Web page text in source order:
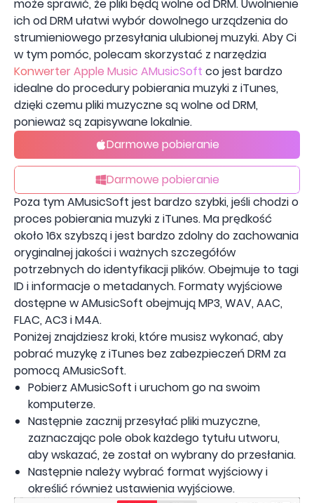
może sprawić, że pliki będą wolne od DRM. Uwolnienie
ich od DRM ułatwi wybór dowolnego urządzenia do
strumieniowego przesyłania ulubionej muzyki. Aby Ci
w tym pomóc, polecam skorzystać z narzędzia
Konwerter Apple Music AMusicSoft co jest bardzo
idealne do procedury pobierania muzyki z iTunes,
dzięki czemu pliki muzyczne są wolne od DRM,
ponieważ są zapisywane lokalnie.
Darmowe pobieranie
Darmowe pobieranie
Poza tym AMusicSoft jest bardzo szybki, jeśli chodzi o
proces pobierania muzyki z iTunes. Ma prędkość
około 16x szybszą i jest bardzo zdolny do zachowania
oryginalnej jakości i ważnych szczegółów
potrzebnych do identyfikacji plików. Obejmuje to tagi
ID i informacje o metadanych. Formaty wyjściowe
dostępne w AMusicSoft obejmują MP3, WAV, AAC,
FLAC, AC3 i M4A.
Poniżej znajdziesz kroki, które musisz wykonać, aby
pobrać muzykę z iTunes bez zabezpieczeń DRM za
pomocą AMusicSoft.
Pobierz AMusicSoft i uruchom go na swoim
komputerze.
Następnie zacznij przesyłać pliki muzyczne,
zaznaczając pole obok każdego tytułu utworu,
aby wskazać, że został on wybrany do przesłania.
Następnie należy wybrać format wyjściowy i
określić również ustawienia wyjściowe.